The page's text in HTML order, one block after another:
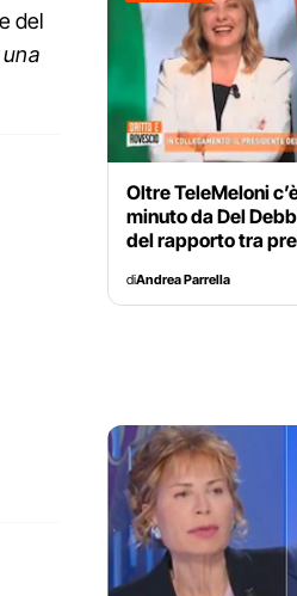
del
Oltre TeleMeloni
minuto da Del
del rapporto tra
diAndrea Parrella